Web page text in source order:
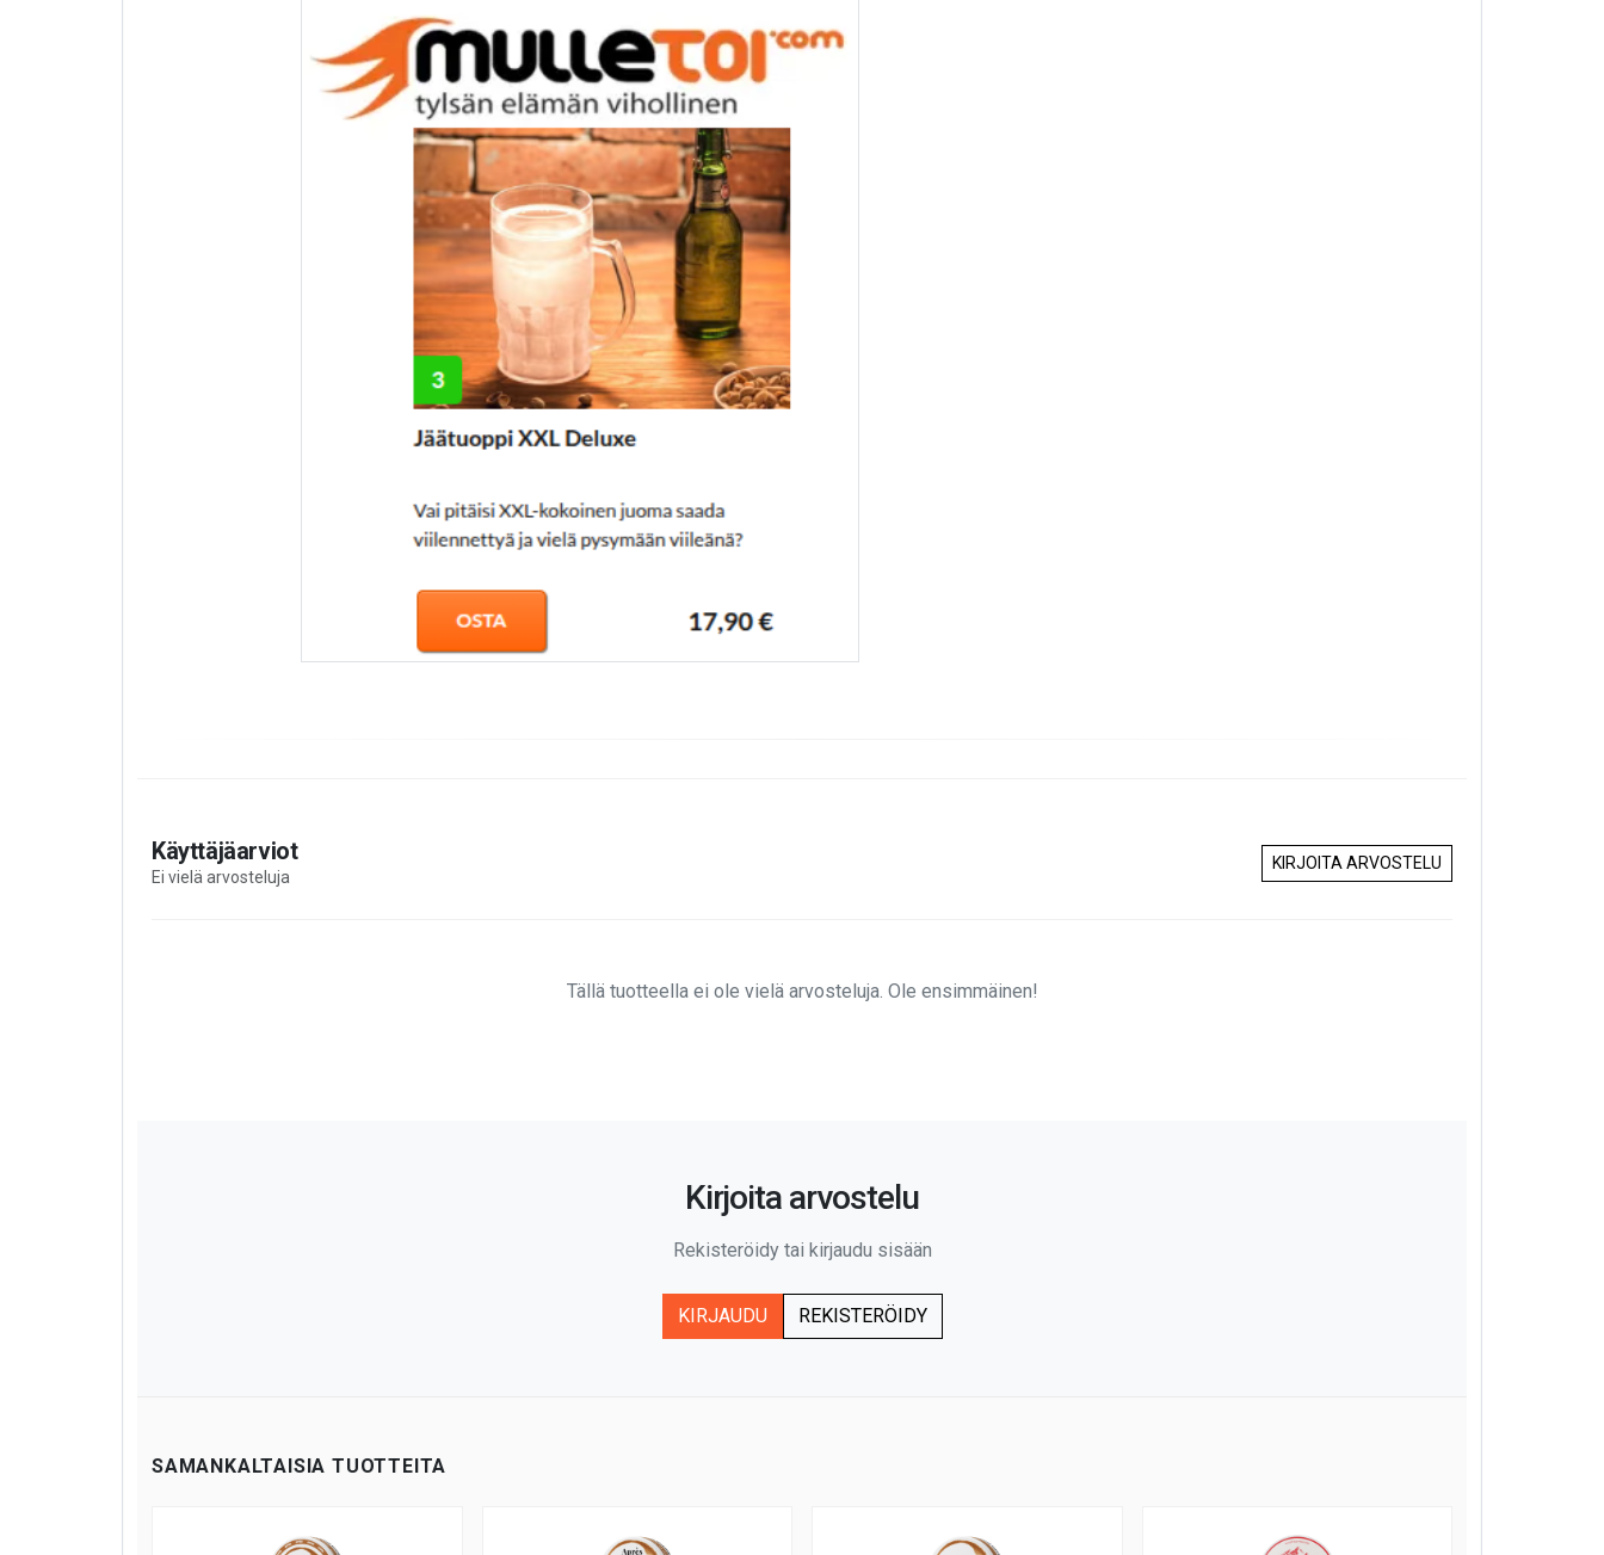
Käyttäjäarviot
Ei vielä arvosteluja
KIRJOITA ARVOSTELU
Tällä tuotteella ei ole vielä arvosteluja. Ole ensimmäinen!
Kirjoita arvostelu
Rekisteröidy tai kirjaudu sisään
KIRJAUDU REKISTERÖIDY
SAMANKALTAISIA TUOTTEITA